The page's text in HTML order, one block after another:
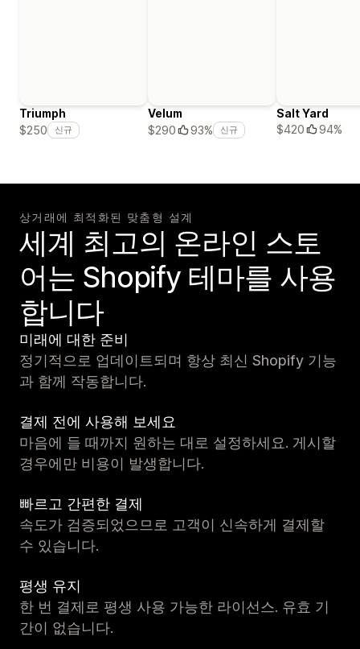
Triumph
$250
신규
Velum
$290
93% 신규
Salt Yard
$420
94%
상거래에 최적화된 맞춤형 설계
세계 최고의 온라인 스토
어는 Shopify 테마를 사용
합니다
미래에 대한 준비
정기적으로 업데이트되며 항상 최신 Shopify 기능
과 함께 작동합니다.
결제 전에 사용해 보세요
마음에 들 때까지 원하는 대로 설정하세요. 게시할
경우에만 비용이 발생합니다.
빠르고 간편한 결제
속도가 검증되었으므로 고객이 신속하게 결제할
수 있습니다.
평생 유지
한 번 결제로 평생 사용 가능한 라이선스. 유효 기
간이 없습니다.